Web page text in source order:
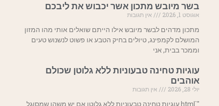
בשר מיובש מתכון אשר יכבוש את ליבכם
אוגוסט 1, 2026
אין תגובות
מתכון מדהים לבשר מיובש אילו הייתם שואלים אותי מהו המזון
המושלם לקמפינג, טיולים בחיק הטבע או פשוט לנשנוש טעים
וממכר בבית, אני
עוגיות טחינה טבעוניות ללא גלוטן שכולם
אוהבים
יולי 28, 2026
אין תגובות
"`html עוגיות טחינה טבעוניות ללא גלוטן אם יש משהו שמסוגל